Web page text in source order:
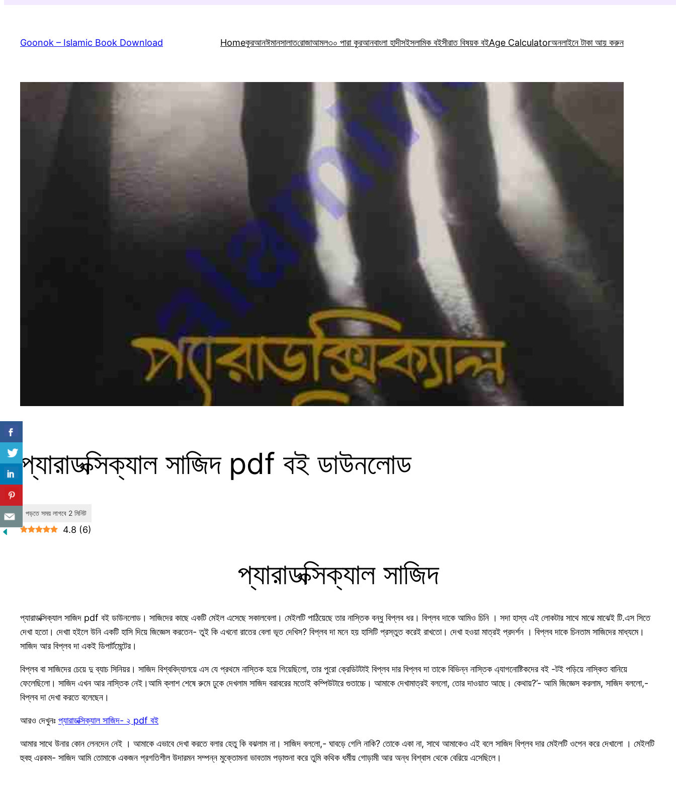
content
Goonok – Islamic Book Download Homeকুরআনঈমানসালাতরোজাআমল৩০ পারা কুরআনবাংলা হাদীসইসলামিক বইসীরাত বিষয়ক বইAge Calculatorঅনলাইনে টাকা আয় করুন
প্যারাডক্সিক্যাল সাজিদ pdf বই ডাউনলোড
4.8 (6)
প্যারাডক্সিক্যাল সাজিদ
প্যারাডক্সিক্যাল সাজিদ pdf বই ডাউনলোড। সাজিদের কাছে একটি মেইল এসেছে সকালবেলা। মেইলটি পাঠিয়েছে তার নাস্তিক বন্ধু বিপ্লব ধর। বিপ্লব দাকে আমিও চিনি । সদা হাস্য এই লোকটার সাথে মাঝে মাঝেই টি.এস সিতে
দেখা হতো। দেখাা হইলে উনি একটি হাসি দিয়ে জিজ্ঞেস করতেন- তুই কি এখনো রাতের বেলা ভূত দেখিস? বিপ্লব দা মনে হয় হাসিটি প্রস্তুত করেই রাখতো। দেখা হওয়া মাত্রই প্রদর্শন । বিপ্লব দাকে চিনতাম সাজিদের মাধ্যমে।
সাজিদ আর বিপ্লব দা একই ডিপার্টমেন্টের।
বিপ্লব বা সাজিদের চেয়ে দু ব্যাচ সিনিয়র। সাজিদ বিশ্ববিদ্যালয়ে এস যে প্রথমে নাস্তিক হয়ে গিয়েছিলো, তার পুরো ক্রেডিটটাই বিপ্লব দার বিপ্লব দা তাকে বিভিন্ন নাস্তিক এ্যাগনোষ্টিকদের বই -টই পড়িয়ে নাস্কিত বানিয়ে
ফেলেছিলো। সাজিদ এখন আর নাস্তিক নেই।আমি ক্লাশ শেষে রুমে ঢুকে দেখলাম সাজিদ বরাবরের মতোই কম্পিউটারে গুতাচ্চে। আমাকে দেখামাত্রই বললো, তোর দাওয়াত আছে। কেথায়?’- আমি জিজ্ঞেস করলাম, সাজিদ বললো,-
বিপ্লব দা দেখা করতে বলেছেন।
আরও দেখুনঃ প্যারাডক্সিক্যাল সাজিদ- ২ pdf বই
আমার সাথে উনার কোন লেনদেন নেই । আমাকে এভাবে দেখা করতে বলার হেতু কি বঝলাম না। সাজিদ বললো,- ঘাবড়ে গেলি নাকি? তোকে একা না, সাথে আমাকেও এই বলে সাজিদ বিপ্লব দার মেইলটি ওপেন করে দেখালো । মেইলটি
হুবহু এরকম- সাজিদ আমি তোমাকে একজন প্রগতিশীল উদারমন সম্পন্ন মুক্তোমনা ভাবতাম পড়াশুনা করে তুমি কথিক ধর্মীয় গোড়ামী আর অন্ধ বিশ্বাস থেকে বেরিয়ে এসেছিলে।